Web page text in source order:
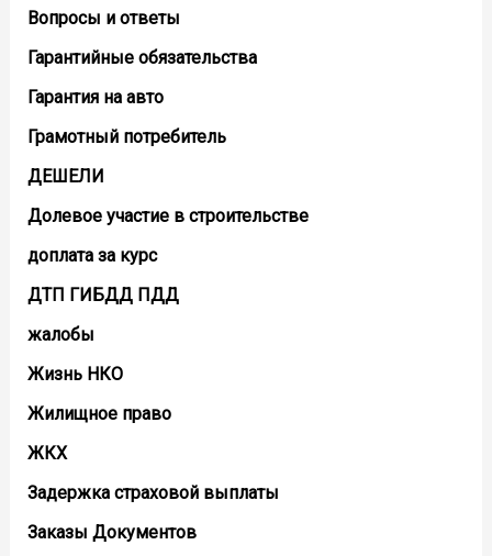
Вопросы и ответы
Гарантийные обязательства
Гарантия на авто
Грамотный потребитель
ДЕШЕЛИ
Долевое участие в строительстве
доплата за курс
ДТП ГИБДД ПДД
жалобы
Жизнь НКО
Жилищное право
ЖКХ
Задержка страховой выплаты
Заказы Документов